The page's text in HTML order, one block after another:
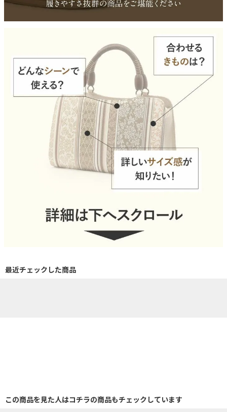
最近チェックした商品
この商品を見た人はコチラの商品もチェックしています